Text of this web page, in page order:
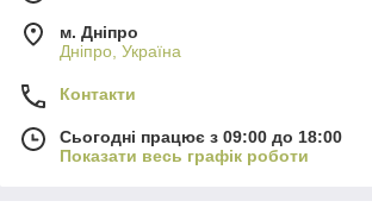
м. Дніпро
Дніпро, Україна
Контакти
Сьогодні працює з 09:00 до 18:00
Показати весь графік роботи